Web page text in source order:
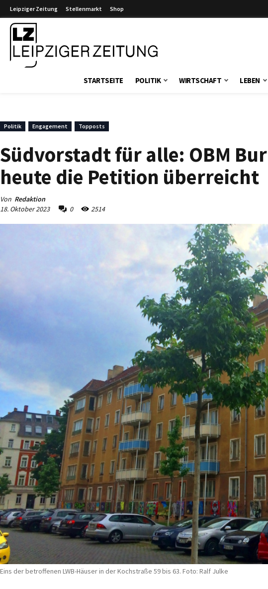
Leipziger Zeitung Stellenmarkt Shop
STARTSEITE POLITIK WIRTSCHAFT LEBEN
Politik Engagement Topposts
Südvorstadt für alle: OBM
heute die Petition überreicht
Von Redaktion
18. Oktober 2023
0 2514
Eins der betroffenen LWB-Häuser in der Kochstraße 59 bis 63. Foto: Ralf Julke